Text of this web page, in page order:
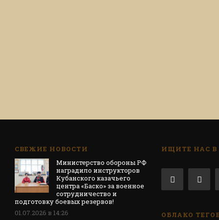
СВЕЖИЕ НОВОСТИ
Министерство обороны РФ
наградило инструкторов
Кубанского казачьего
центра «Баско» за военное
сотрудничество и
подготовку боевых резервов!
01.07.2026 в 14:26
ИЩИТЕ НАС В
ОБЛАКО